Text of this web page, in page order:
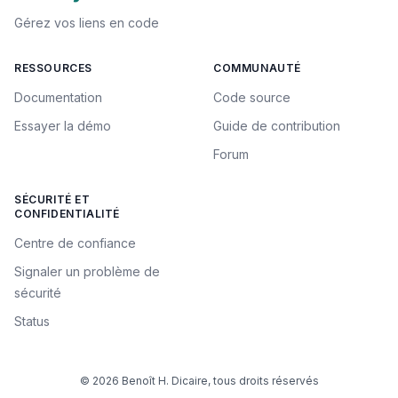
Gérez vos liens en code
RESSOURCES
Documentation
Essayer la démo
COMMUNAUTÉ
Code source
Guide de contribution
Forum
SÉCURITÉ ET
CONFIDENTIALITÉ
Centre de confiance
Signaler un problème de
sécurité
Status
© 2026 Benoît H. Dicaire, tous droits réservés